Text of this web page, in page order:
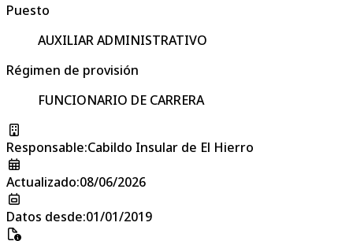
Puesto
AUXILIAR ADMINISTRATIVO
Régimen de provisión
FUNCIONARIO DE CARRERA
Responsable:Cabildo Insular de El Hierro
Actualizado:08/06/2026
Datos desde:01/01/2019